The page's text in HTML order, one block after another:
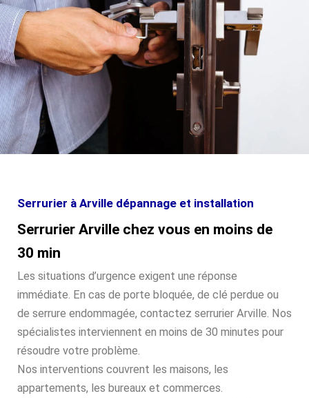
Serrurier à Arville dépannage et installation
Serrurier Arville chez vous en moins de
30 min
Les situations d’urgence exigent une réponse
immédiate. En cas de porte bloquée, de clé perdue ou
de serrure endommagée, contactez serrurier Arville. Nos
spécialistes interviennent en moins de 30 minutes pour
résoudre votre problème.
Nos interventions couvrent les maisons, les
appartements, les bureaux et commerces.